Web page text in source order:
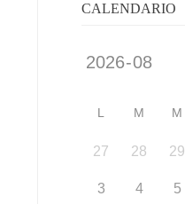
CALENDARIO
L M M
27 28 29
3 4 5